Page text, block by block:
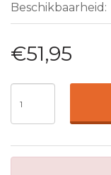
Beschikbaarheid:
€51,95